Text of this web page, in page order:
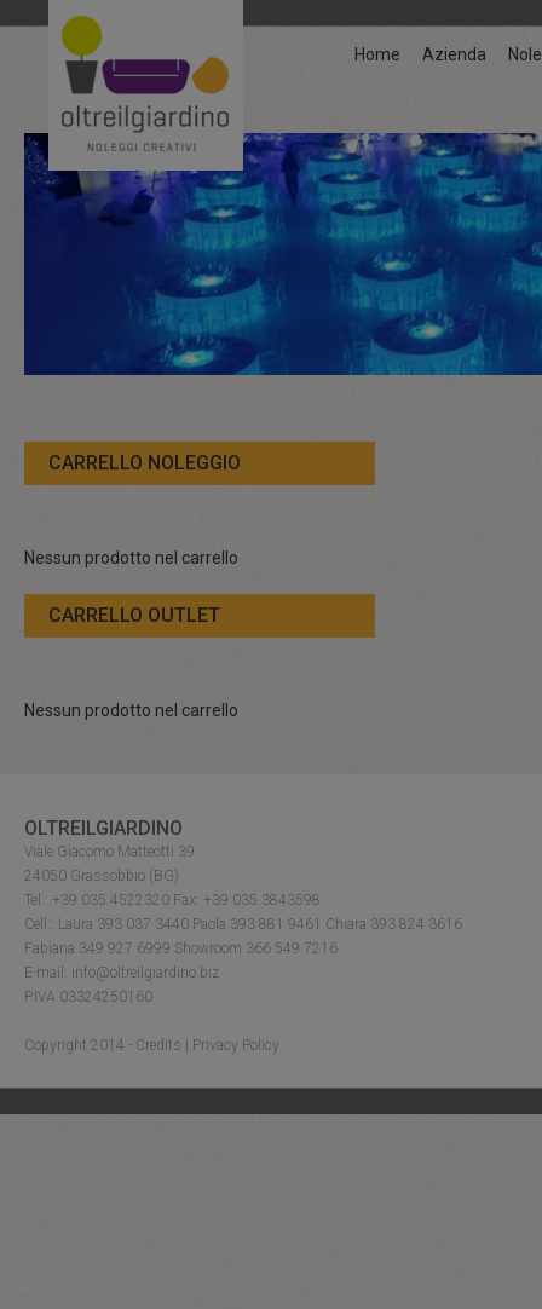
Home Azienda
CARRELLO NOLEGGIO
Nessun prodotto nel carrello
CARRELLO OUTLET
Nessun prodotto nel carrello
OLTREILGIARDINO
Viale Giacomo Matteotti 39
24050 Grassobbio (BG)
Tel.: +39 035.4522320 Fax: +39 035.3843598
Cell.: Laura 393 037 3440 Paola 393 881 9461 Chiara 393 824 3616
Fabiana 349 927 6999 Showroom 366 549 7216
E-mail: info@oltreilgiardino.biz
P.IVA 03324250160
Copyright 2014 - Credits Privacy Policy